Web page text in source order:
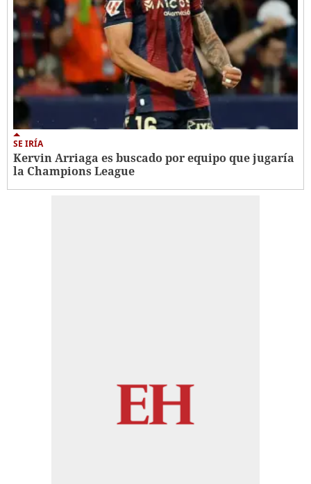
SE IRÍA
Kervin Arriaga es buscado por equipo que jugaría
la Champions League